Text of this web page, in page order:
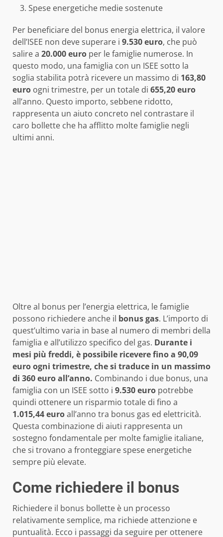
Spese energetiche medie sostenute
Per beneficiare del bonus energia elettrica, il valore
dell’ISEE non deve superare i 9.530 euro, che può
salire a 20.000 euro per le famiglie numerose. In
questo modo, una famiglia con un ISEE sotto la
soglia stabilita potrà ricevere un massimo di 163,80
euro ogni trimestre, per un totale di 655,20 euro
all’anno. Questo importo, sebbene ridotto,
rappresenta un aiuto concreto nel contrastare il
caro bollette che ha afflitto molte famiglie negli
ultimi anni.
Oltre al bonus per l’energia elettrica, le famiglie
possono richiedere anche il bonus gas. L’importo di
quest’ultimo varia in base al numero di membri della
famiglia e all’utilizzo specifico del gas. Durante i
mesi più freddi, è possibile ricevere fino a 90,09
euro ogni trimestre, che si traduce in un massimo
di 360 euro all’anno. Combinando i due bonus, una
famiglia con un ISEE sotto i 9.530 euro potrebbe
quindi ottenere un risparmio totale di fino a
1.015,44 euroall’anno tra bonus gas ed elettricità.
Questa combinazione di aiuti rappresenta un
sostegno fondamentale per molte famiglie italiane,
che si trovano a fronteggiare spese energetiche
sempre più elevate.
Come richiedere il bonus
Richiedere il bonus bollette è un processo
relativamente semplice, ma richiede attenzione e
puntualità. Ecco i passaggi da seguire per ottenere